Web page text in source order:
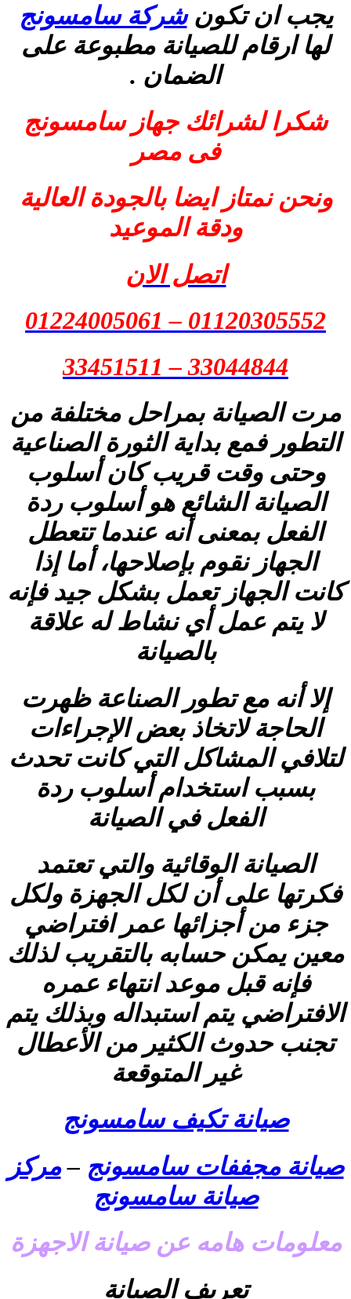
يجب ان تكونشركة سامسونج
لها ارقام للصيانة مطبوعة على
الضمان .
شكرا لشرائك جهاز سامسونج
فى مصر
ونحن نمتاز ايضا بالجودة العالية
ودقة الموعيد
اتصل الان
01120305552 – 01224005061
33044844 – 33451511
مرت الصيانة بمراحل مختلفة من
التطور فمع بداية الثورة الصناعية
وحتى وقت قريب كان أسلوب
الصيانة الشائع هو أسلوب ردة
الفعل بمعنى أنه عندما تتعطل
الجهاز نقوم بإصلاحها، أما إذا
كانت الجهاز تعمل بشكل جيد فإنه
لا يتم عمل أي نشاط له علاقة
بالصيانة
إلا أنه مع تطور الصناعة ظهرت
الحاجة لاتخاذ بعض الإجراءات
لتلافي المشاكل التي كانت تحدث
بسبب استخدام أسلوب ردة
الفعل في الصيانة
الصيانة الوقائية والتي تعتمد
فكرتها على أن لكل الجهزة ولكل
جزء من أجزائها عمر افتراضي
معين يمكن حسابه بالتقريب لذلك
فإنه قبل موعد انتهاء عمره
الافتراضي يتم استبداله وبذلك يتم
تجنب حدوث الكثير من الأعطال
غير المتوقعة
صيانة تكيف سامسونج
صيانة مجففات سامسونج –مركز
صيانة سامسونج
معلومات هامه عن صيانة الاجهزة
تعريف الصيانة